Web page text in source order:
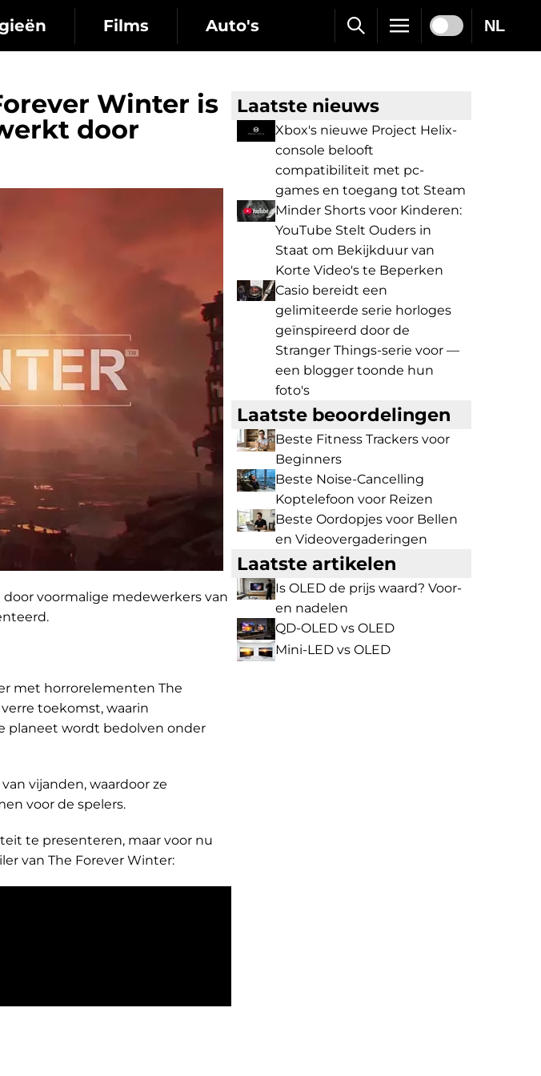
Films Auto's NL
Winter is
door
voormalige medewerkers van
met horrorelementen The
toekomst, waarin
planeet wordt bedolven onder
vijanden, waardoor ze
voor de spelers.
te presenteren, maar voor nu
van The Forever Winter:
Laatste nieuws
Xbox's nieuwe Project Helix-
console belooft
compatibiliteit met pc-
games en toegang tot Steam
Minder Shorts voor Kinderen:
YouTube Stelt Ouders in
Staat om Bekijkduur van
Korte Video's te Beperken
Casio bereidt een
gelimiteerde serie horloges
geïnspireerd door de
Stranger Things-serie voor —
een blogger toonde hun
foto's
Laatste beoordelingen
Beste Fitness Trackers voor
Beginners
Beste Noise-Cancelling
Koptelefoon voor Reizen
Beste Oordopjes voor Bellen
en Videovergaderingen
Laatste artikelen
Is OLED de prijs waard? Voor-
en nadelen
QD-OLED vs OLED
Mini-LED vs OLED